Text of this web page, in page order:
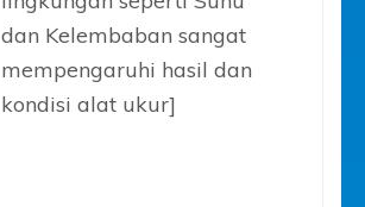
dan Kelembaban sangat
mempengaruhi hasil dan
kondisi alat ukur]